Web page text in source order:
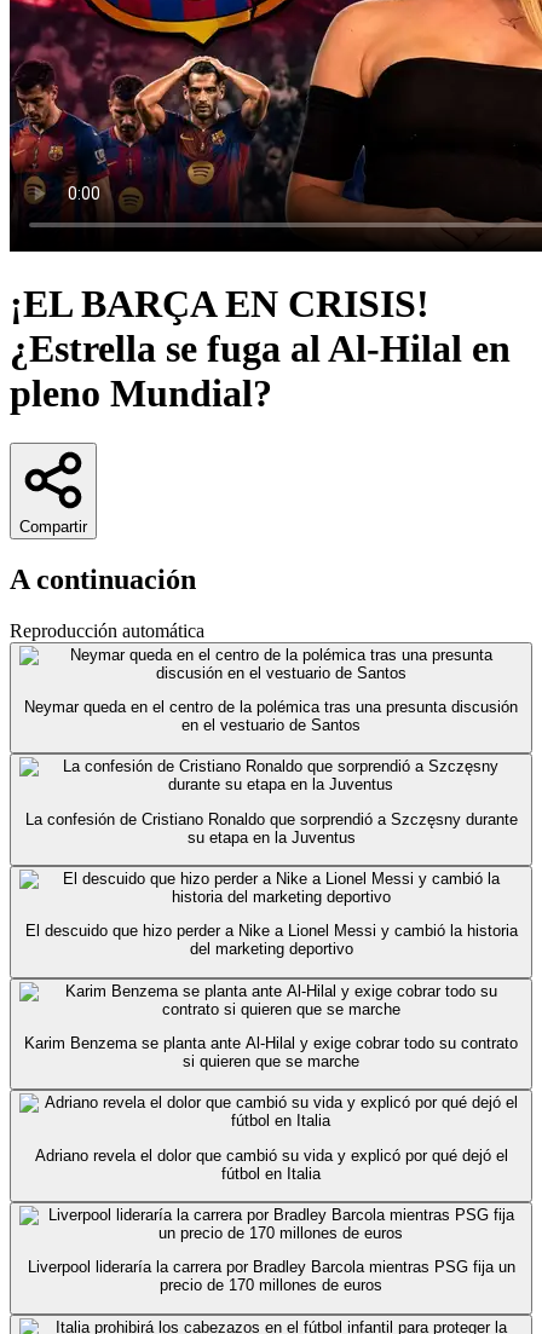
¡EL BARÇA EN CRISIS!
¿Estrella se fuga al Al-Hilal en
pleno Mundial?
Compartir
A continuación
Reproducción automática
Neymar queda en el centro de la polémica tras una presunta discusión
en el vestuario de Santos
La confesión de Cristiano Ronaldo que sorprendió a Szczęsny durante
su etapa en la Juventus
El descuido que hizo perder a Nike a Lionel Messi y cambió la historia
del marketing deportivo
Karim Benzema se planta ante Al-Hilal y exige cobrar todo su contrato
si quieren que se marche
Adriano revela el dolor que cambió su vida y explicó por qué dejó el
fútbol en Italia
Liverpool lideraría la carrera por Bradley Barcola mientras PSG fija un
precio de 170 millones de euros